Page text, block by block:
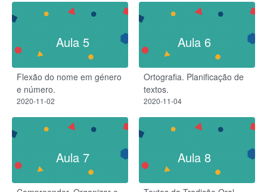
Aula 5
Flexão do nome em género
e número.
2020-11-02
Aula 6
Ortografia. Planificação de
textos.
2020-11-04
Aula 7 Aula 8